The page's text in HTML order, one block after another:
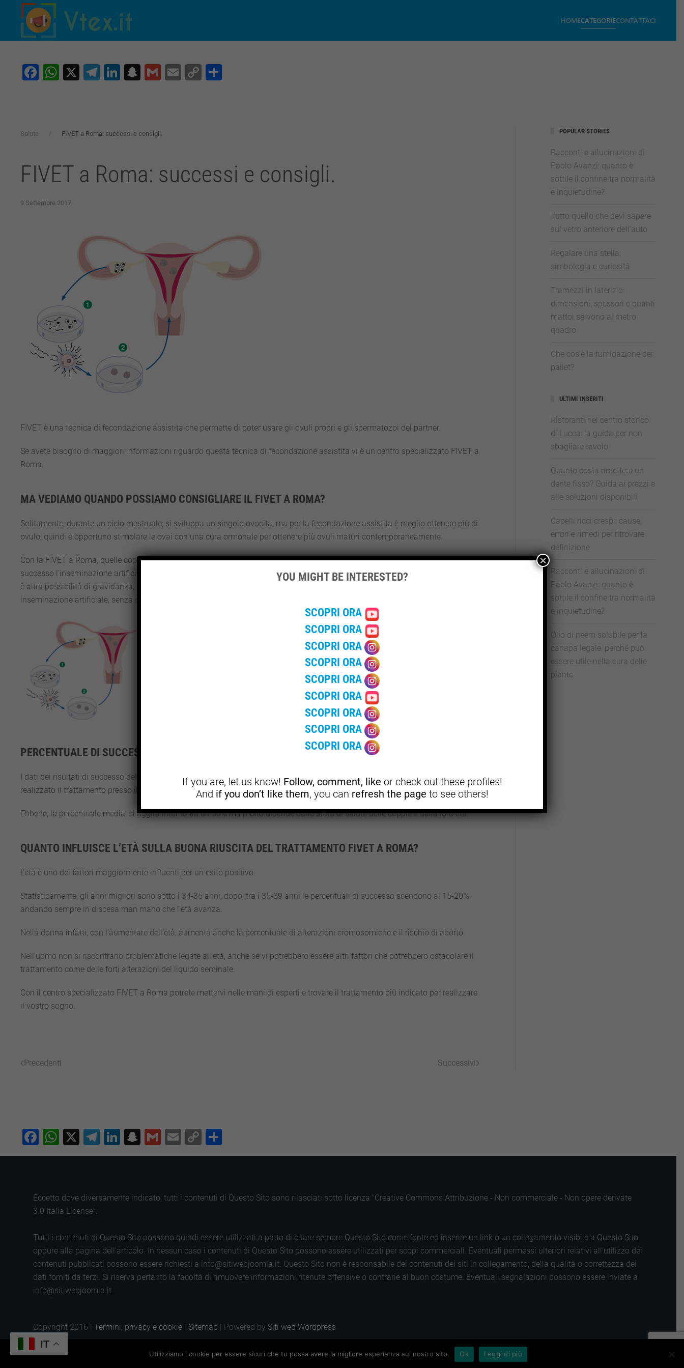
Skip to main content
HOMECATEGORIECONTATTACI
Facebook
WhatsApp
X Telegram
LinkedIn
Snapchat
GmailEmail
Copy
Salute FIVET a Roma: successi e consigli.
FIVET a Roma: successi e consigli.
9 Settembre 2017
FIVET è una tecnica di fecondazione assistita che permette di poter usare gli ovuli propri e gli spermatozoi del partner.
Se avete bisogno di maggiori informazioni riguardo questa tecnica di fecondazione assistita vi è un centro specializzato FIVET a
Roma.
MA VEDIAMO QUANDO POSSIAMO CONSIGLIARE IL FIVET A ROMA?
Solitamente, durante un ciclo mestruale, si sviluppa un singolo ovocita, ma per la fecondazione assistita è meglio ottenere più di
ovulo, quindi è opportuno stimolare le ovai con una cura ormonale per ottenere più ovuli maturi contemporaneamente.
Con la FIVET a Roma, quelle coppie dove l’uomo non può donare una quantità sufficiente di spermatozoi per eseguire con
successo l’inseminazione artificiale, quando, per la donna, vi sono delle ostruzioni o danni alle tube di Falloppio e quindi, non vi
è altra possibilità di gravidanza, possono trarne dei vantaggi. Inoltre, è molto consigliata quando vi sono stati vari tentativi di
inseminazione artificiale, senza successo.
PERCENTUALE DI SUCCESSO.
I dati dei risultati di successo della
sono stati raccolti sistematicamente e rispecchiano le tantissime gravidanze che hanno
realizzato il trattamento presso il centro FIVET a Roma.
Ebbene, la percentuale media, si aggira intorno ad un 30% ma molto dipende dallo stato di salute delle coppie e dalla loro età.
QUANTO INFLUISCE L’ETÀ SULLA BUONA RIUSCITA DEL TRATTAMENTO FIVET A ROMA?
L’età è uno dei fattori maggiormente influenti per un esito positivo.
Statisticamente, gli anni migliori sono sotto i 34-35 anni, dopo, tra i 35-39 anni le percentuali di successo scendono al 15-20%,
andando sempre in discesa man mano che l’età avanza.
Nella donna infatti, con l’aumentare dell’età, aumenta anche la percentuale di alterazioni cromosomiche e il rischio di aborto.
Nell’uomo non si riscontrano problematiche legate all’età, anche se vi potrebbero essere altri fattori che potrebbero ostacolare il
trattamento come delle forti alterazioni del liquido seminale.
Con il centro specializzato FIVET a Roma potrete mettervi nelle mani di esperti e trovare il trattamento più indicato per realizzare
il vostro sogno.
Precedenti Successivi
POPULAR STORIES
Racconti e allucinazioni di
Paolo Avanzi: quanto è
sottile il confine tra normalità
e inquietudine?
Tutto quello che devi sapere
sul vetro anteriore dell’auto
Regalare una stella:
simbologia e curiosità
Tramezzi in laterizio:
dimensioni, spessori e quanti
mattoi servono al metro
quadro
Che cos’è la fumigazione dei
pallet?
ULTIMI INSERITI
Ristoranti nel centro storico
di Lucca: la guida per non
sbagliare tavolo
Quanto costa rimettere un
dente fisso? Guida ai prezzi e
alle soluzioni disponibili
Capelli ricci crespi: cause,
errori e rimedi per ritrovare
definizione
Racconti e allucinazioni di
Paolo Avanzi: quanto è
sottile il confine tra normalità
e inquietudine?
Olio di neem solubile per la
canapa legale: perché può
essere utile nella cura delle
piante
Facebook
WhatsApp
X Telegram
LinkedIn
Snapchat
GmailEmail
Copy
Link
Eccetto dove diversamente indicato, tutti i contenuti di Questo Sito sono rilasciati sotto licenza "Creative Commons Attribuzione - Non commerciale - Non opere derivate
3.0 Italia License".
Tutti i contenuti di Questo Sito possono quindi essere utilizzati a patto di citare sempre Questo Sito come fonte ed inserire un link o un collegamento visibile a Questo Sito
oppure alla pagina dell'articolo. In nessun caso i contenuti di Questo Sito possono essere utilizzati per scopi commerciali. Eventuali permessi ulteriori relativi all'utilizzo dei
contenuti pubblicati possono essere richiesti a info@sitiwebjoomla.it. Questo Sito non è responsabile dei contenuti dei siti in collegamento, della qualità o correttezza dei
dati forniti da terzi. Si riserva pertanto la facoltà di rimuovere informazioni ritenute offensive o contrarie al buon costume. Eventuali segnalazioni possono essere inviate a
info@sitiwebjoomla.it.
Copyright 2016 | Termini, privacy e cookie| Sitemap | Powered by Siti web Wordpress
IT
YOU MIGHT BE INTERESTED?
SCOPRI ORA
SCOPRI ORA
SCOPRI ORA
SCOPRI ORA
SCOPRI ORA
SCOPRI ORA
SCOPRI ORA
SCOPRI ORA
SCOPRI ORA
If you are, let us know! Follow, comment, like or check out these profiles!
And if you don’t like them, you can refresh the page to see others!
×
Utilizziamo i cookie per essere sicuri che tu possa avere la migliore esperienza sul nostro sito. Ok Leggi di più